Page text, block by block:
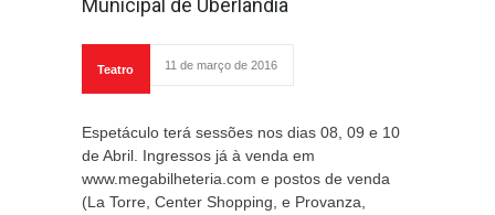
Municipal de Uberlândia
Teatro 11 de março de 2016
Espetáculo terá sessões nos dias 08, 09 e 10
de Abril. Ingressos já à venda em
www.megabilheteria.com e postos de venda
(La Torre, Center Shopping, e Provanza,